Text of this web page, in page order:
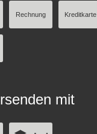
Rechnung Kreditkarte
mit